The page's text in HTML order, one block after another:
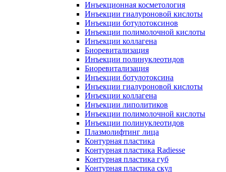
Инъекционная косметология
Инъекции гиалуроновой кислоты
Инъекции ботулотоксинов
Инъекции полимолочной кислоты
Инъекции коллагена
Биоревитализация
Инъекции полинуклеотидов
Биоревитализация
Инъекции ботулотоксина
Инъекции гиалуроновой кислоты
Инъекции коллагена
Инъекции липолитиков
Инъекции полимолочной кислоты
Инъекции полинуклеотидов
Плазмолифтинг лица
Контурная пластика
Контурная пластика Radiesse
Контурная пластика губ
Контурная пластика скул